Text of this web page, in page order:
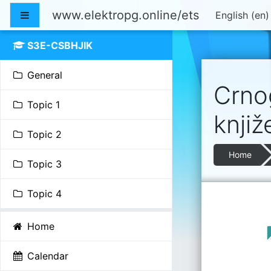
Skip to main content
Side panel
www.elektropg.online/ets English
Home
S3E-CSBHJIK
General
Topic 1
Topic 2
Topic 3
Topic 4
Home
Calendar